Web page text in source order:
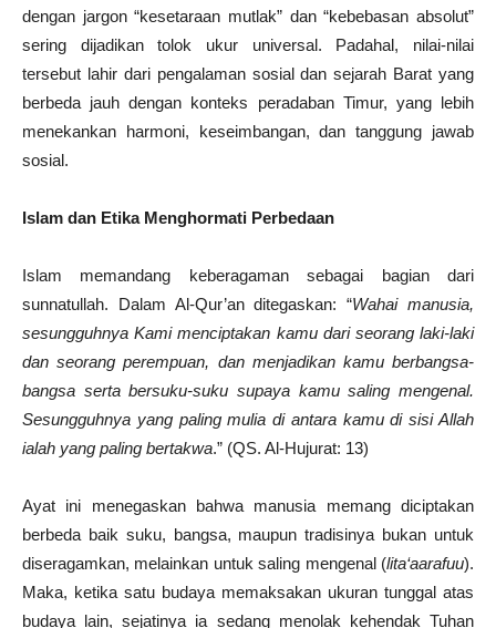
dengan jargon “kesetaraan mutlak” dan “kebebasan absolut”
sering dijadikan tolok ukur universal. Padahal, nilai-nilai
tersebut lahir dari pengalaman sosial dan sejarah Barat yang
berbeda jauh dengan konteks peradaban Timur, yang lebih
menekankan harmoni, keseimbangan, dan tanggung jawab
sosial.
Islam dan Etika Menghormati Perbedaan
Islam memandang keberagaman sebagai bagian dari
sunnatullah. Dalam Al-Qur’an ditegaskan: “Wahai manusia,
sesungguhnya Kami menciptakan kamu dari seorang laki-laki
dan seorang perempuan, dan menjadikan kamu berbangsa-
bangsa serta bersuku-suku supaya kamu saling mengenal.
Sesungguhnya yang paling mulia di antara kamu di sisi Allah
ialah yang paling bertakwa.” (QS. Al-Hujurat: 13)
Ayat ini menegaskan bahwa manusia memang diciptakan
berbeda baik suku, bangsa, maupun tradisinya bukan untuk
diseragamkan, melainkan untuk saling mengenal (lita‘aarafuu).
Maka, ketika satu budaya memaksakan ukuran tunggal atas
budaya lain, sejatinya ia sedang menolak kehendak Tuhan